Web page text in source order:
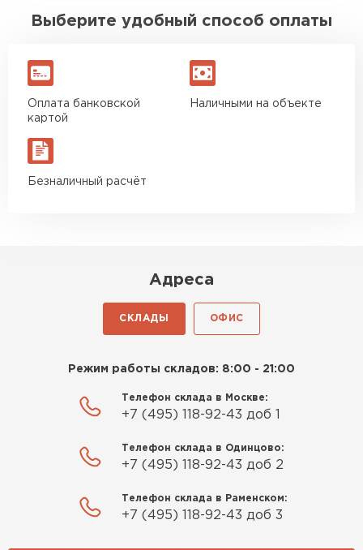
Выберите удобный способ оплаты
Оплата банковской
картой
Наличными на объекте
Безналичный расчёт
Адреса
СКЛАДЫ ОФИС
Режим работы складов: 8:00 - 21:00
Телефон склада в Москве:
+7 (495) 118-92-43 доб 1
Телефон склада в Одинцово:
+7 (495) 118-92-43 доб 2
Телефон склада в Раменском:
+7 (495) 118-92-43 доб 3